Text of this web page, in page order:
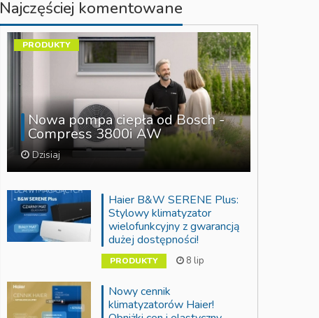
Najczęściej komentowane
Nowa pompa ciepła od Bosch -
Compress 3800i AW
Dzisiaj
PRODUKTY
Haier B&W SERENE Plus:
Stylowy klimatyzator
wielofunkcyjny z gwarancją
dużej dostępności!
PRODUKTY 8 lip
Nowy cennik
klimatyzatorów Haier!